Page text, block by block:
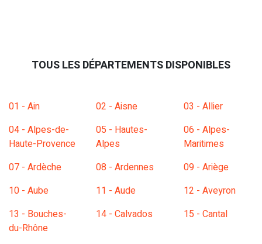
TOUS LES DÉPARTEMENTS DISPONIBLES
01 - Ain 02 - Aisne
03 - Allier
04 - Alpes-de-
Haute-Provence
05 - Hautes-
Alpes
06 - Alpes-
Maritimes
07 - Ardèche
08 - Ardennes
09 - Ariège
10 - Aube
11 - Aude
12 - Aveyron
13 - Bouches-
du-Rhône
14 - Calvados 15 - Cantal